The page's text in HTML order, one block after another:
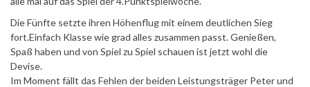
Die Fünfte setzte ihren Höhenflug mit einem deutlichen Sieg
fort.Einfach Klasse wie grad alles zusammen passt. Genießen,
Spaß haben und von Spiel zu Spiel schauen ist jetzt wohl die
Devise.
Im Moment fällt das Fehlen der beiden Leistungsträger Peter und